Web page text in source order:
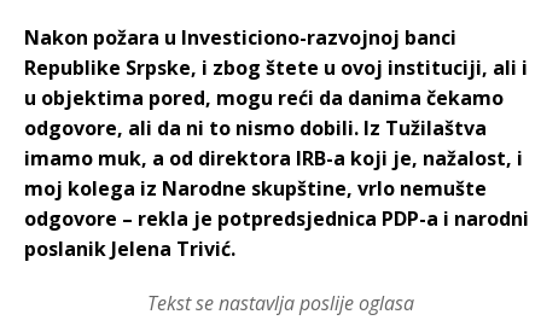
Nakon požara u Investiciono-razvojnoj banci
Republike Srpske, i zbog štete u ovoj instituciji, ali i
u objektima pored, mogu reći da danima čekamo
odgovore, ali da ni to nismo dobili. Iz Tužilaštva
imamo muk, a od direktora IRB-a koji je, nažalost, i
moj kolega iz Narodne skupštine, vrlo nemušte
odgovore – rekla je potpredsjednica PDP-a i narodni
poslanik Jelena Trivić.
Tekst se nastavlja poslije oglasa